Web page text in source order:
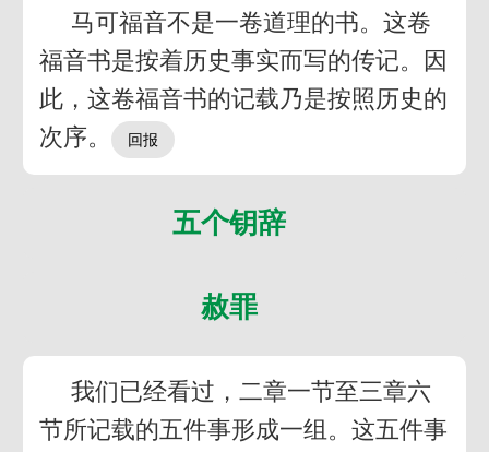
马可福音不是一卷道理的书。这卷
福音书是按着历史事实而写的传记。因
此，这卷福音书的记载乃是按照历史的
次序。
五个钥辞
赦罪
我们已经看过，二章一节至三章六
节所记载的五件事形成一组。这五件事